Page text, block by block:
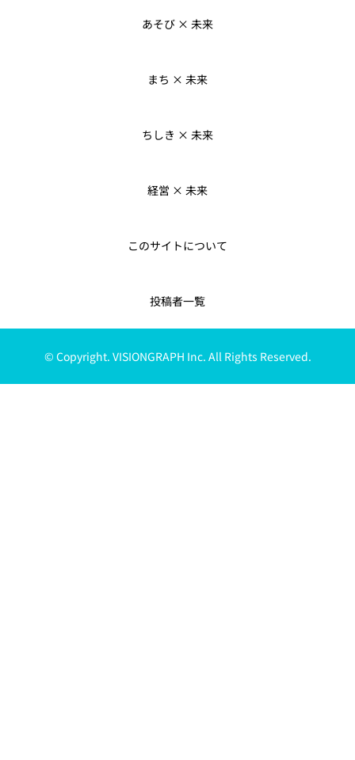
あそび × 未来
まち × 未来
ちしき × 未来
経営 × 未来
このサイトについて
投稿者一覧
© Copyright. VISIONGRAPH Inc. All Rights Reserved.